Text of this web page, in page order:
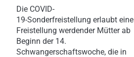
Die COVID-
19- Sonderfreistellung erlaubt eine
Freistellung werdender Mütter ab
Beginn der 14.
Schwangerschaftswoche, die in